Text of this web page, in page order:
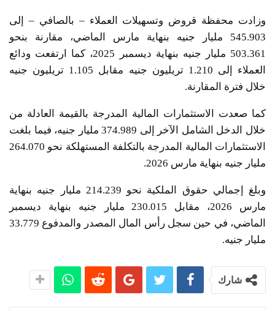
وزادت محفظة قروض وتسهيلات العملاء – بالصافي – إلى
545.903 مليار جنيه بنهاية مارس الماضي، مقارنة بنحو
503.361 مليار جنيه بنهاية ديسمبر 2025، كما ارتفعت ودائع
العملاء إلى 1.210 تريليون جنيه مقابل 1.105 تريليون جنيه
خلال فترة المقارنة.
كما صعدت الاستثمارات المالية المدرجة بالقيمة العادلة من
خلال الدخل الشامل الآخر إلى 374.989 مليار جنيه، فيما بلغت
الاستثمارات المالية المدرجة بالتكلفة المستهلكة نحو 264.070
مليار جنيه بنهاية مارس 2026.
وبلغ إجمالي حقوق الملكية نحو 214.239 مليار جنيه بنهاية
مارس 2026، مقابل 230.015 مليار جنيه بنهاية ديسمبر
الماضي، في حين سجل رأس المال المصدر والمدفوع 33.779
مليار جنيه.
شارك